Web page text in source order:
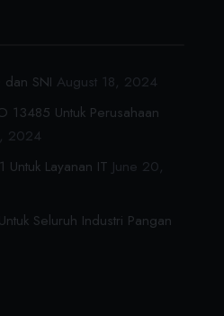
SNI August 18, 2024
13485 Untuk Perusahaan
2024
Layanan IT June 20,
Seluruh Industri Pangan